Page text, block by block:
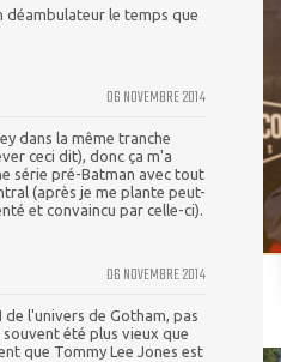
déambulateur le temps que
06 NOVEMBRE 2014
dans la même tranche
ceci dit), donc ça m'a
série pré-Batman avec tout
(après je me plante peut-
et convaincu par celle-ci).
06 NOVEMBRE 2014
l'univers de Gotham, pas
été plus vieux que
que Tommy Lee Jones est